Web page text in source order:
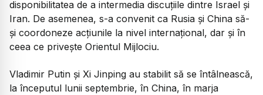
disponibilitatea de a intermedia discuțiile dintre Israel și
Iran. De asemenea, s-a convenit ca Rusia și China să-
și coordoneze acțiunile la nivel internațional, dar și în
ceea ce privește Orientul Mijlociu.
Vladimir Putin și Xi Jinping au stabilit să se întâlnească,
la începutul lunii septembrie, în China, în marja